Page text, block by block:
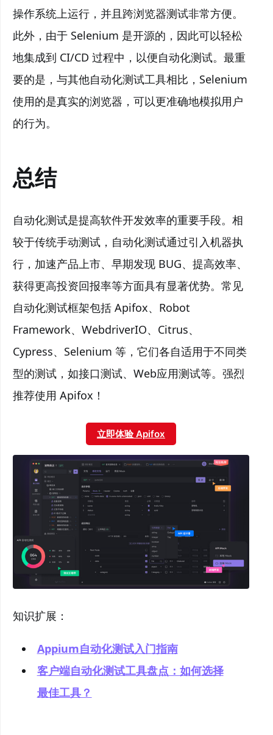
操作系统上运行，并且跨浏览器测试非常方便。
此外，由于 Selenium 是开源的，因此可以轻松
地集成到 CI/CD 过程中，以便自动化测试。最重
要的是，与其他自动化测试工具相比，Selenium
使用的是真实的浏览器，可以更准确地模拟用户
的行为。
总结
自动化测试是提高软件开发效率的重要手段。相
较于传统手动测试，自动化测试通过引入机器执
行，加速产品上市、早期发现 BUG、提高效率、
获得更高投资回报率等方面具有显著优势。常见
自动化测试框架包括 Apifox、Robot
Framework、WebdriverIO、Citrus、
Cypress、Selenium 等，它们各自适用于不同类
型的测试，如接口测试、Web应用测试等。强烈
推荐使用 Apifox！
立即体验 Apifox
知识扩展：
Appium自动化测试入门指南
客户端自动化测试工具盘点：如何选择
最佳工具？